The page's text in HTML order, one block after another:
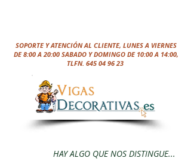
SOPORTE Y ATENCIÓN AL CLIENTE, LUNES A VIERNES
DE 8:00 A 20:00 SABADO Y DOMINGO DE 10:00 A 14:00,
TLFN. 645 04 96 23
HAY ALGO QUE NOS DISTINGUE...